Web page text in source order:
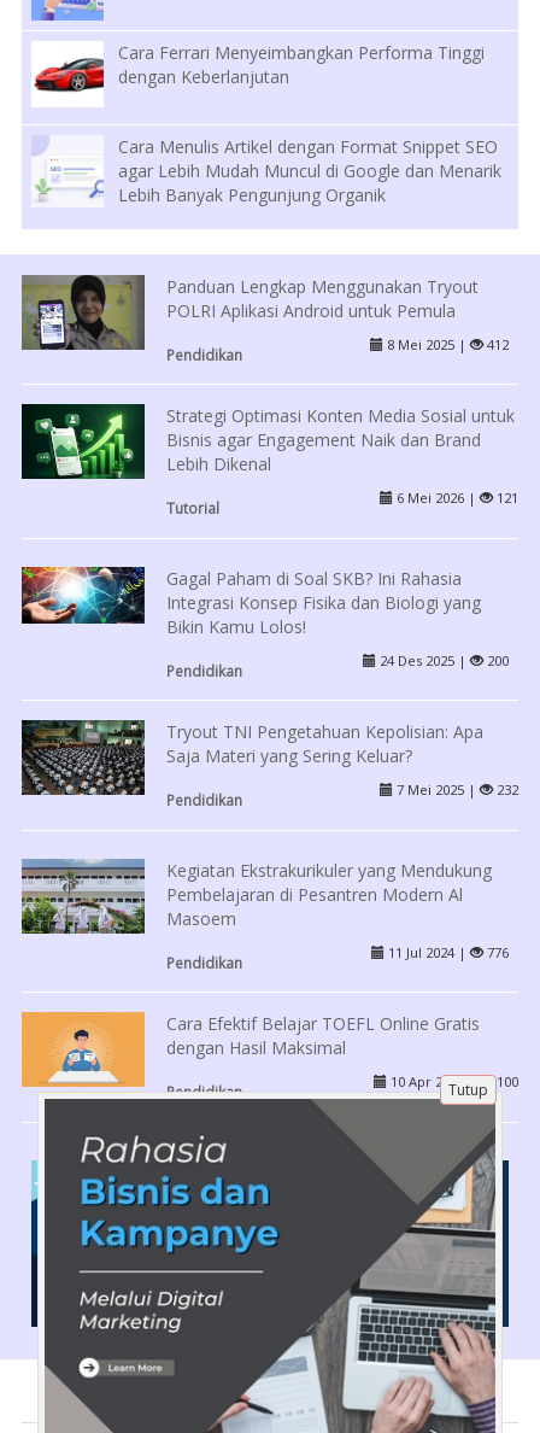
Cara Ferrari Menyeimbangkan Performa Tinggi
dengan Keberlanjutan
Cara Menulis Artikel dengan Format Snippet SEO
agar Lebih Mudah Muncul di Google dan Menarik
Lebih Banyak Pengunjung Organik
Panduan Lengkap Menggunakan Tryout
POLRI Aplikasi Android untuk Pemula
Pendidikan
8 Mei 2025 | 412
Strategi Optimasi Konten Media Sosial untuk
Bisnis agar Engagement Naik dan Brand
Lebih Dikenal
Tutorial
6 Mei 2026 | 121
Gagal Paham di Soal SKB? Ini Rahasia
Integrasi Konsep Fisika dan Biologi yang
Bikin Kamu Lolos!
Pendidikan
24 Des 2025 | 200
Tryout TNI Pengetahuan Kepolisian: Apa
Saja Materi yang Sering Keluar?
Pendidikan
7 Mei 2025 | 232
Kegiatan Ekstrakurikuler yang Mendukung
Pembelajaran di Pesantren Modern Al
Masoem
Pendidikan
11 Jul 2024 | 776
Cara Efektif Belajar TOEFL Online Gratis
dengan Hasil Maksimal
Pendidikan
10 Apr 2026 | 100
Tentang Kami
Tutup